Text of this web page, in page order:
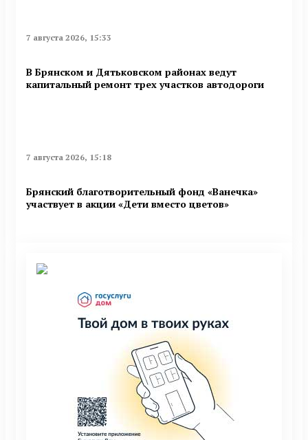
7 августа 2026, 15:33
В Брянском и Дятьковском районах ведут
капитальный ремонт трех участков автодороги
7 августа 2026, 15:18
Брянский благотворительный фонд «Ванечка»
участвует в акции «Дети вместо цветов»